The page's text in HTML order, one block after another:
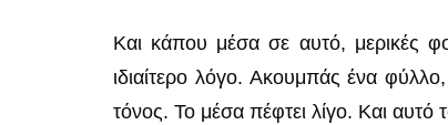
Και κάπου μέσα σε αυτό, μερικές
ιδιαίτερο λόγο. Ακουμπάς ένα
τόνος. Το μέσα πέφτει λίγο. Και αυτό